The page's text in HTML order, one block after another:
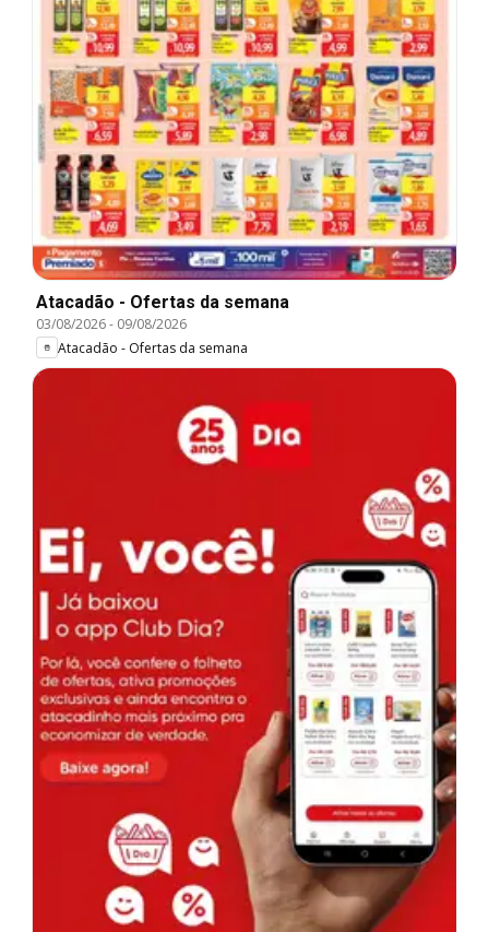
Atacadão - Ofertas da semana
03/08/2026- 09/08/2026
Atacadão - Ofertas da semana